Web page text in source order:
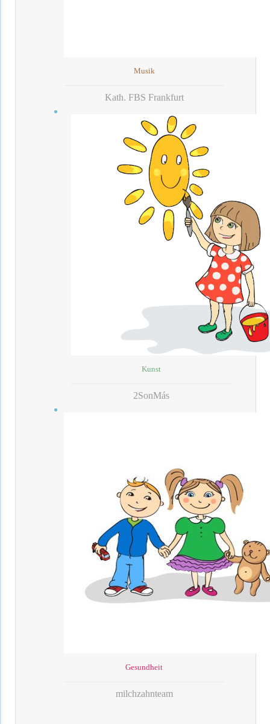
Musik
Kath. FBS Frankfurt
Kunst
2SonMás
Gesundheit
milchzahnteam